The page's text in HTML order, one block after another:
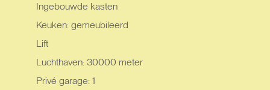
Ingebouwde kasten
Keuken: gemeubileerd
Lift
Luchthaven: 30000 meter
Privé garage: 1